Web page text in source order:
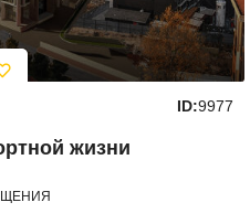
ID:9977
жизни